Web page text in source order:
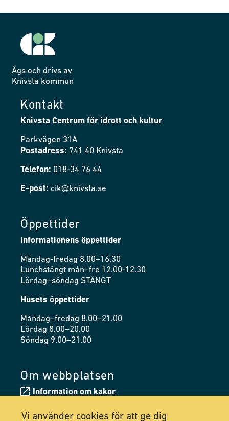
Ägs och drivs av
Knivsta kommun
Kontakt
Knivsta Centrum för idrott och kultur
Parkvägen 31A
Postadress: 741 40 Knivsta
Telefon: 018-34 76 44
E-post: cik@knivsta.se
Öppettider
Informationens öppettider
Måndag-fredag 8.00–16.30
Lunchstängt mån–fre 12.00-12.30
Lördag–söndag STÄNGT
Husets öppettider
Måndag–fredag 8.00–21.00
Lördag 8.00–20.00
Söndag 9.00–21.00
Om webbplatsen
Information om kakor
Tillgänglighetsredogörelse
Vi använder cookies för att ge dig